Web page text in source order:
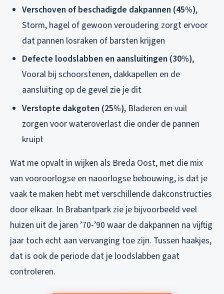
Verschoven of beschadigde dakpannen (45%),
Storm, hagel of gewoon veroudering zorgt ervoor
dat pannen losraken of barsten krijgen
Defecte loodslabben en aansluitingen (30%),
Vooral bij schoorstenen, dakkapellen en de
aansluiting op de gevel zie je dit
Verstopte dakgoten (25%), Bladeren en vuil
zorgen voor wateroverlast die onder de pannen
kruipt
Wat me opvalt in wijken als Breda Oost, met die mix
van vooroorlogse en naoorlogse bebouwing, is dat je
vaak te maken hebt met verschillende dakconstructies
door elkaar. In Brabantpark zie je bijvoorbeeld veel
huizen uit de jaren ’70-’90 waar de dakpannen na vijftig
jaar toch echt aan vervanging toe zijn. Tussen haakjes,
dat is ook de periode dat je loodslabben gaat
controleren.